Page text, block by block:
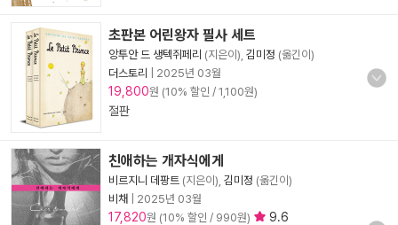
초판본 어린왕자 필사 세트
앙투안 드 생텍쥐페리 (지은이), 김미정 (옮긴이)
더스토리
2025년 03월
19,800원 (10% 할인 / 1,100원)
절판
친애하는 개자식에게
비르지니 데팡트 (지은이), 김미정 (옮긴이)
비채
2025년 03월
17,820원 (10% 할인 / 990원) 9.6